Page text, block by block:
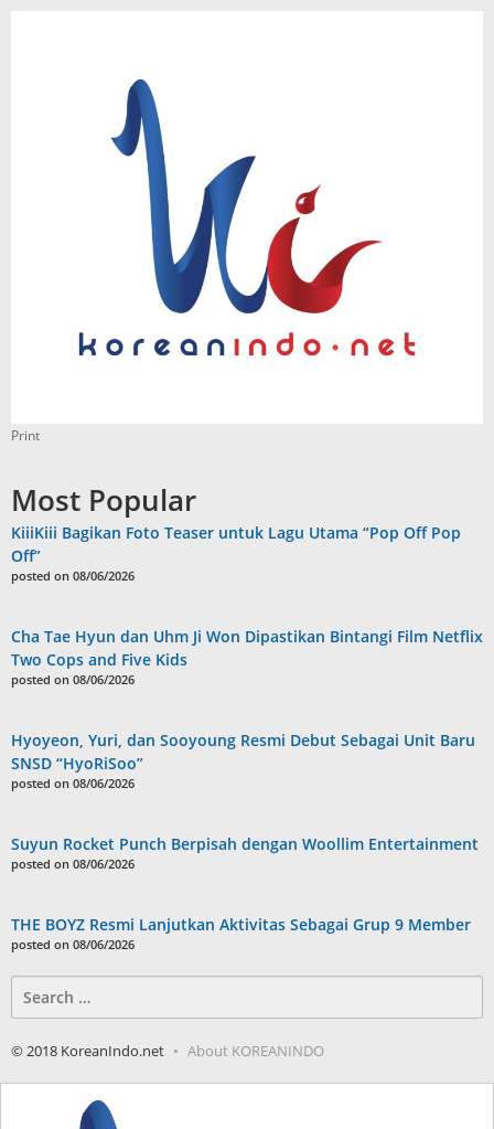
Print
Most Popular
KiiiKiii Bagikan Foto Teaser untuk Lagu Utama “Pop Off Pop
Off”
posted on 08/06/2026
Cha Tae Hyun dan Uhm Ji Won Dipastikan Bintangi Film Netflix
Two Cops and Five Kids
posted on 08/06/2026
Hyoyeon, Yuri, dan Sooyoung Resmi Debut Sebagai Unit Baru
SNSD “HyoRiSoo”
posted on 08/06/2026
Suyun Rocket Punch Berpisah dengan Woollim Entertainment
posted on 08/06/2026
THE BOYZ Resmi Lanjutkan Aktivitas Sebagai Grup 9 Member
posted on 08/06/2026
for:
© 2018 KoreanIndo.net About KOREANINDO